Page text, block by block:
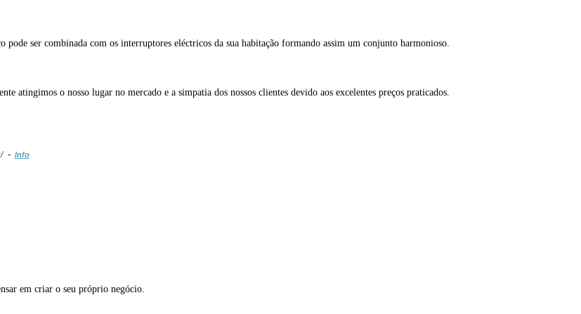
ser combinada com os interruptores eléctricos da sua habitação formando assim um conjunto harmonioso.
atingimos o nosso lugar no mercado e a simpatia dos nossos clientes devido aos excelentes preços praticados.
- Info
em criar o seu próprio negócio.